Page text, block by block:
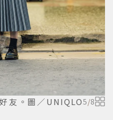
友。圖／UNIQLO5/8